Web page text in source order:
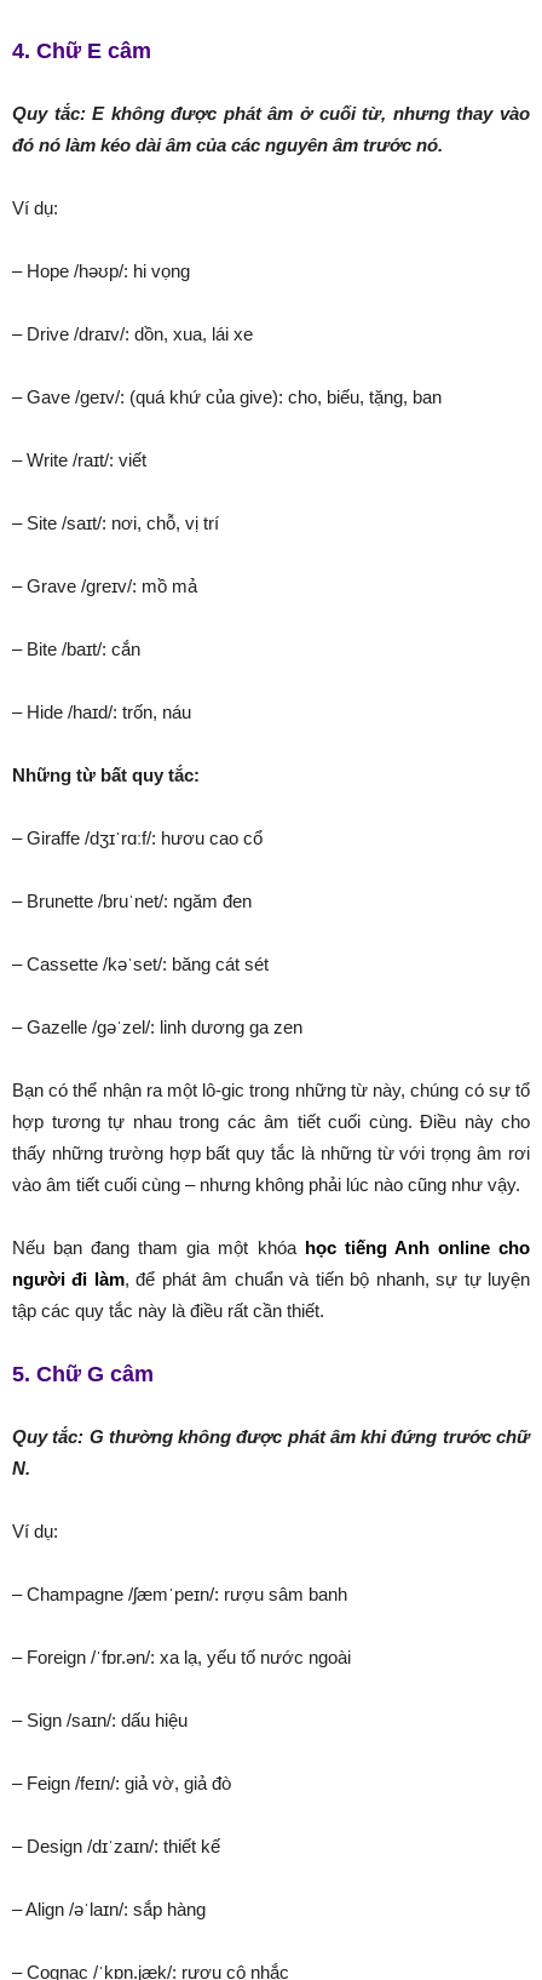
4. Chữ E câm
Quy tắc: E không được phát âm ở cuối từ, nhưng thay vào
đó nó làm kéo dài âm của các nguyên âm trước nó.
Ví dụ:
– Hope /həʊp/: hi vọng
– Drive /draɪv/: dồn, xua, lái xe
– Gave /ɡeɪv/: (quá khứ của give): cho, biếu, tặng, ban
– Write /raɪt/: viết
– Site /saɪt/: nơi, chỗ, vị trí
– Grave /ɡreɪv/: mồ mả
– Bite /baɪt/: cắn
– Hide /haɪd/: trốn, náu
Những từ bất quy tắc:
– Giraffe /dʒɪˈrɑːf/: hươu cao cổ
– Brunette /bruˈnet/: ngăm đen
– Cassette /kəˈset/: băng cát sét
– Gazelle /ɡəˈzel/: linh dương ga zen
Bạn có thể nhận ra một lô-gic trong những từ này, chúng có sự tổ
hợp tương tự nhau trong các âm tiết cuối cùng. Điều này cho
thấy những trường hợp bất quy tắc là những từ với trọng âm rơi
vào âm tiết cuối cùng – nhưng không phải lúc nào cũng như vậy.
Nếu bạn đang tham gia một khóa học tiếng Anh online cho
người đi làm, để phát âm chuẩn và tiến bộ nhanh, sự tự luyện
tập các quy tắc này là điều rất cần thiết.
5. Chữ G câm
Quy tắc: G thường không được phát âm khi đứng trước chữ
N.
Ví dụ:
– Champagne /ʃæmˈpeɪn/: rượu sâm banh
– Foreign /ˈfɒr.ən/: xa lạ, yếu tố nước ngoài
– Sign /saɪn/: dấu hiệu
– Feign /feɪn/: giả vờ, giả đò
– Design /dɪˈzaɪn/: thiết kế
– Align /əˈlaɪn/: sắp hàng
– Cognac /ˈkɒn.jæk/: rượu cô nhắc